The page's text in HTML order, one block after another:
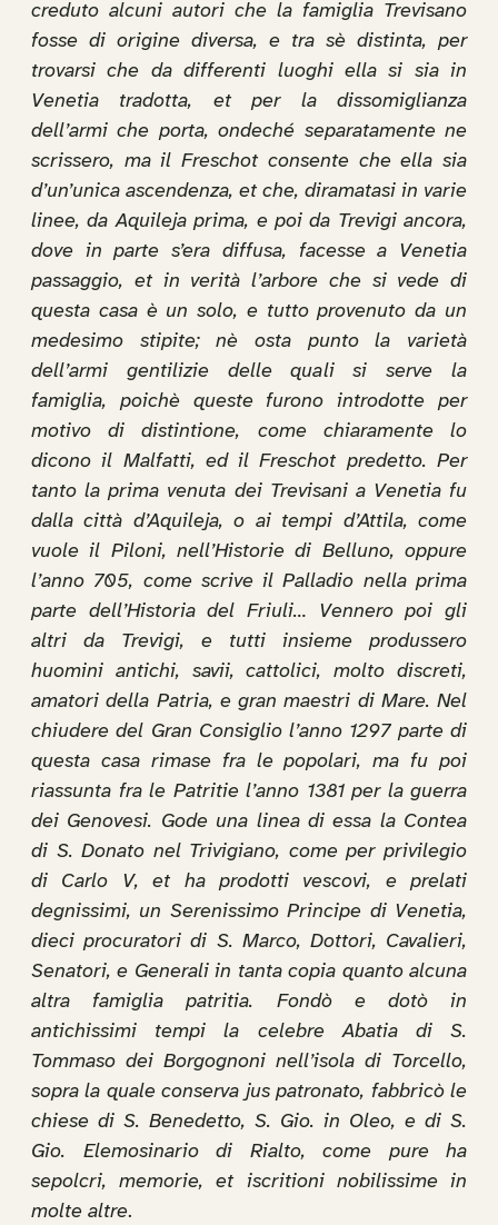
creduto alcuni autori che la famiglia Trevisano
fosse di origine diversa, e tra sè distinta, per
trovarsi che da differenti luoghi ella si sia in
Venetia tradotta, et per la dissomiglianza
dell’armi che porta, ondeché separatamente ne
scrissero, ma il Freschot consente che ella sia
d’un’unica ascendenza, et che, diramatasi in varie
linee, da Aquileja prima, e poi da Trevigi ancora,
dove in parte s’era diffusa, facesse a Venetia
passaggio, et in verità l’arbore che si vede di
questa casa è un solo, e tutto provenuto da un
medesimo stipite; nè osta punto la varietà
dell’armi gentilizie delle quali si serve la
famiglia, poichè queste furono introdotte per
motivo di distintione, come chiaramente lo
dicono il Malfatti, ed il Freschot predetto. Per
tanto la prima venuta dei Trevisani a Venetia fu
dalla città d’Aquileja, o ai tempi d’Attila, come
vuole il Piloni, nell’Historie di Belluno, oppure
l’anno 705, come scrive il Palladio nella prima
parte dell’Historia del Friuli… Vennero poi gli
altri da Trevigi, e tutti insieme produssero
huomini antichi, savii, cattolici, molto discreti,
amatori della Patria, e gran maestri di Mare. Nel
chiudere del Gran Consiglio l’anno 1297 parte di
questa casa rimase fra le popolari, ma fu poi
riassunta fra le Patritie l’anno 1381 per la guerra
dei Genovesi. Gode una linea di essa la Contea
di S. Donato nel Trivigiano, come per privilegio
di Carlo V, et ha prodotti vescovi, e prelati
degnissimi, un Serenissimo Principe di Venetia,
dieci procuratori di S. Marco, Dottori, Cavalieri,
Senatori, e Generali in tanta copia quanto alcuna
altra famiglia patritia. Fondò e dotò in
antichissimi tempi la celebre Abatia di S.
Tommaso dei Borgognoni nell’isola di Torcello,
sopra la quale conserva jus patronato, fabbricò le
chiese di S. Benedetto, S. Gio. in Oleo, e di S.
Gio. Elemosinario di Rialto, come pure ha
sepolcri, memorie, et iscritioni nobilissime in
molte altre.